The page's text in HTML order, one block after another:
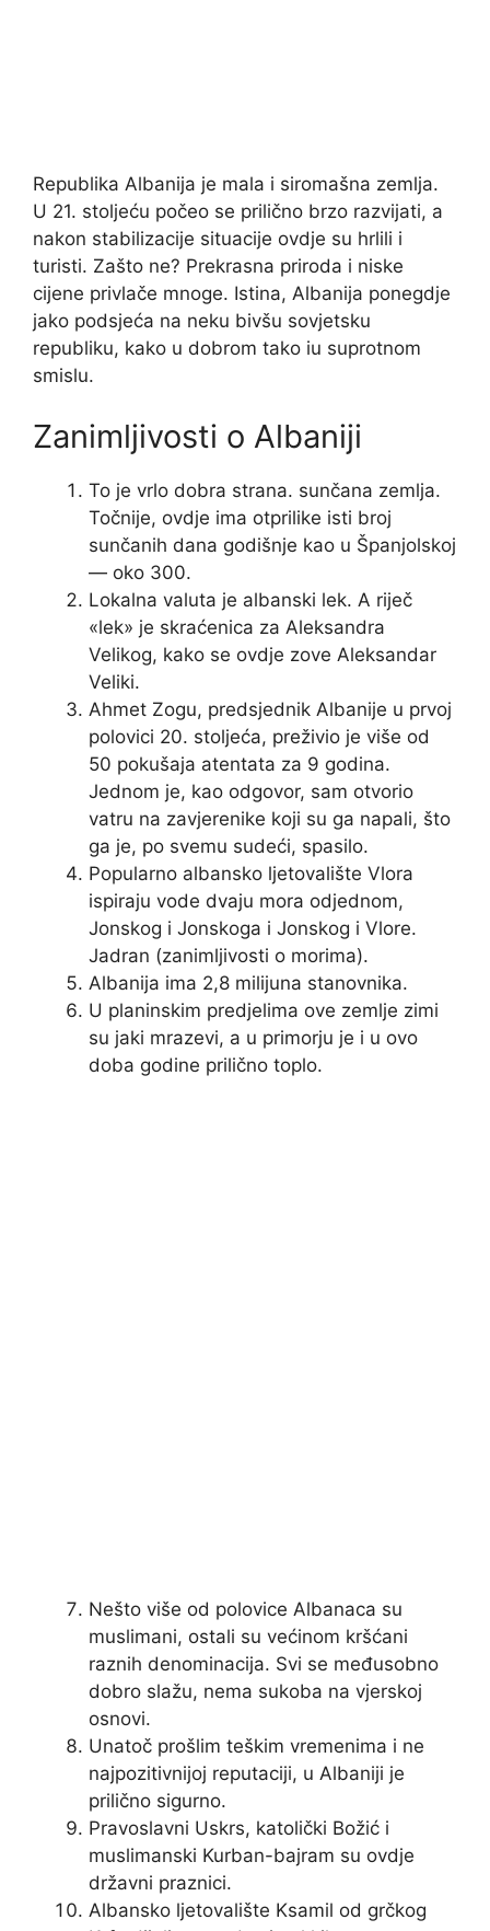
Republika Albanija je mala i siromašna zemlja.
U 21. stoljeću počeo se prilično brzo razvijati, a
nakon stabilizacije situacije ovdje su hrlili i
turisti. Zašto ne? Prekrasna priroda i niske
cijene privlače mnoge. Istina, Albanija ponegdje
jako podsjeća na neku bivšu sovjetsku
republiku, kako u dobrom tako iu suprotnom
smislu.
Zanimljivosti o Albaniji
To je vrlo dobra strana. sunčana zemlja.
Točnije, ovdje ima otprilike isti broj
sunčanih dana godišnje kao u Španjolskoj
— oko 300.
Lokalna valuta je albanski lek. A riječ
«lek» je skraćenica za Aleksandra
Velikog, kako se ovdje zove Aleksandar
Veliki.
Ahmet Zogu, predsjednik Albanije u prvoj
polovici 20. stoljeća, preživio je više od
50 pokušaja atentata za 9 godina.
Jednom je, kao odgovor, sam otvorio
vatru na zavjerenike koji su ga napali, što
ga je, po svemu sudeći, spasilo.
Popularno albansko ljetovalište Vlora
ispiraju vode dvaju mora odjednom,
Jonskog i Jonskoga i Jonskog i Vlore.
Jadran (zanimljivosti o morima).
Albanija ima 2,8 milijuna stanovnika.
U planinskim predjelima ove zemlje zimi
su jaki mrazevi, a u primorju je i u ovo
doba godine prilično toplo.
Nešto više od polovice Albanaca su
muslimani, ostali su većinom kršćani
raznih denominacija. Svi se međusobno
dobro slažu, nema sukoba na vjerskoj
osnovi.
Unatoč prošlim teškim vremenima i ne
najpozitivnijoj reputaciji, u Albaniji je
prilično sigurno.
Pravoslavni Uskrs, katolički Božić i
muslimanski Kurban-bajram su ovdje
državni praznici.
Albansko ljetovalište Ksamil od grčkog